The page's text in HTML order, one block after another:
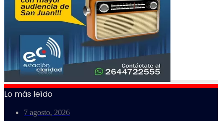
Lo más leído
7 agosto, 2026